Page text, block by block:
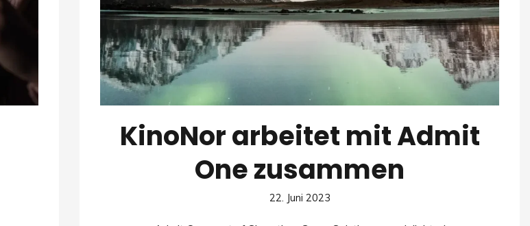
KinoNor arbeitet mit Admit
One zusammen
22. Juni 2023